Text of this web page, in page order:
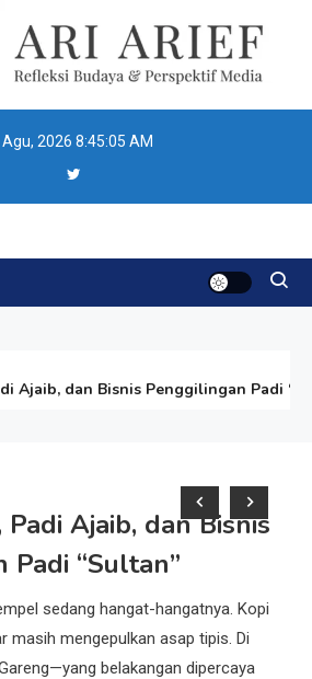
2026 8:45:06 AM
Ari Arief
Ajaib, dan Bisnis Penggilingan Padi
Ajaib, dan Bisnis
Padi “Sultan”
sedang hangat-hangatnya. Kopi
masih mengepulkan asap tipis. Di
belakangan dipercaya